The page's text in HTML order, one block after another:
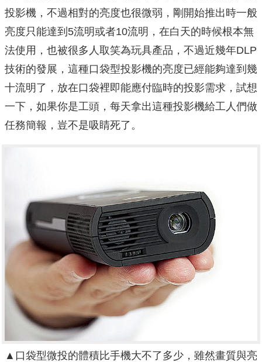
投影機，不過相對的亮度也很微弱，剛開始推出時一般
亮度只能達到5流明或者10流明，在白天的時候根本無
法使用，也被很多人取笑為玩具產品，不過近幾年DLP
技術的發展，這種口袋型投影機的亮度已經能夠達到幾
十流明了，放在口袋裡即能應付臨時的投影需求，試想
一下，如果你是工頭，每天拿出這種投影機給工人們做
任務簡報，豈不是吸睛死了。
▲口袋型微投的體積比手機大不了多少，雖然畫質與亮